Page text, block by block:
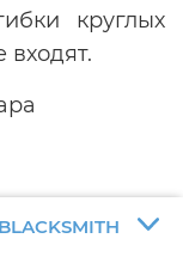
круглых
входят.